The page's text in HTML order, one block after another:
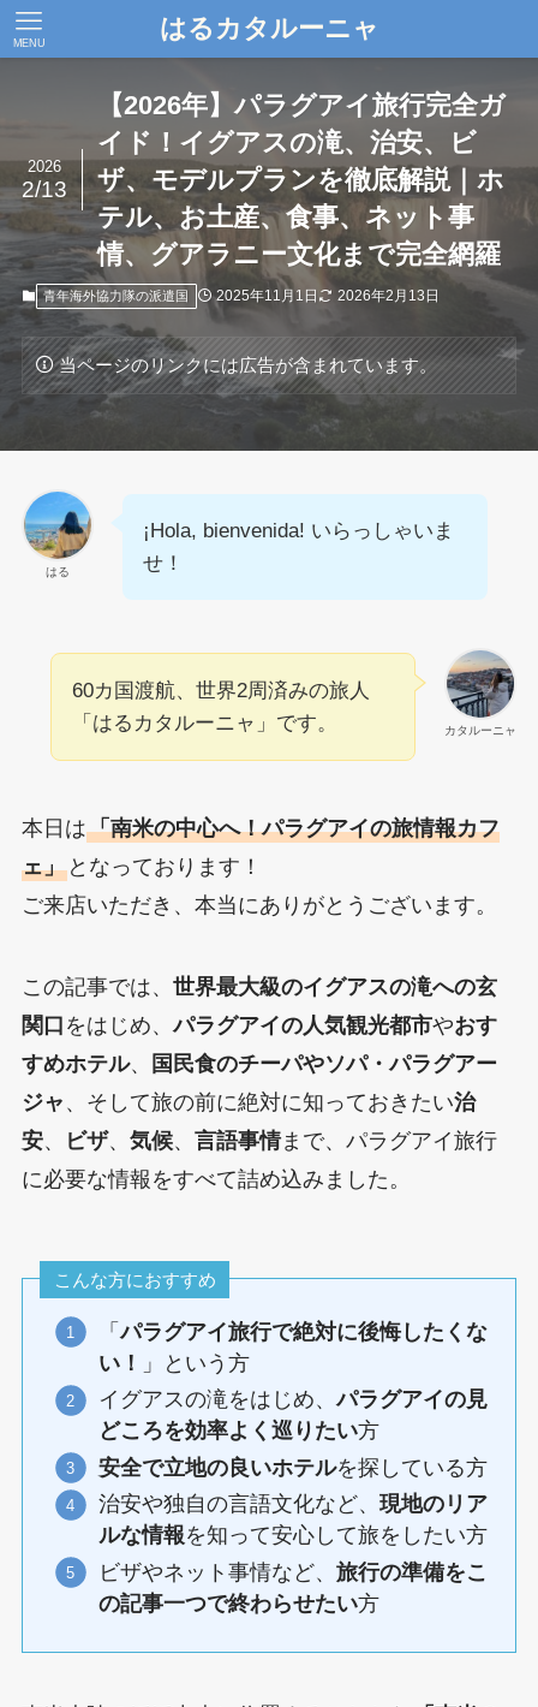
はるカタルーニャ
MENU
【2026年】パラグアイ旅行完全ガ
イド！イグアスの滝、治安、ビ
ザ、モデルプランを徹底解説｜ホ
テル、お土産、食事、ネット事
情、グアラニー文化まで完全網羅
2026
2/13
青年海外協力隊の派遣国 2025年11月1日 2026年2月13日
当ページのリンクには広告が含まれています。
はる
¡Hola, bienvenida! いらっしゃいま
せ！
カタルーニャ
60カ国渡航、世界2周済みの旅人
「はるカタルーニャ」です。
本日は「南米の中心へ！パラグアイの旅情報カフ
ェ」となっております！
ご来店いただき、本当にありがとうございます。
この記事では、 世界最大級のイグアスの滝への玄
関口 をはじめ、パラグアイの人気観光都市やおす
すめホテル、
国民食のチーパやソパ・パラグアー
ジャ 、そして旅の前に絶対に知っておきたい治
安、 ビザ、 気候、 言語事情まで、パラグアイ旅行
に必要な情報をすべて詰め込みました。
こんな方におすすめ
「パラグアイ旅行で絶対に後悔したくな
い！
」という方
イグアスの滝をはじめ、パラグアイの見
どころを効率よく巡りたい方
安全で立地の良いホテルを探している方
治安や独自の言語文化など、 現地のリア
ルな情報を知って安心して旅をしたい方
ビザやネット事情など、 旅行の準備をこ
の記事一つで終わらせたい方